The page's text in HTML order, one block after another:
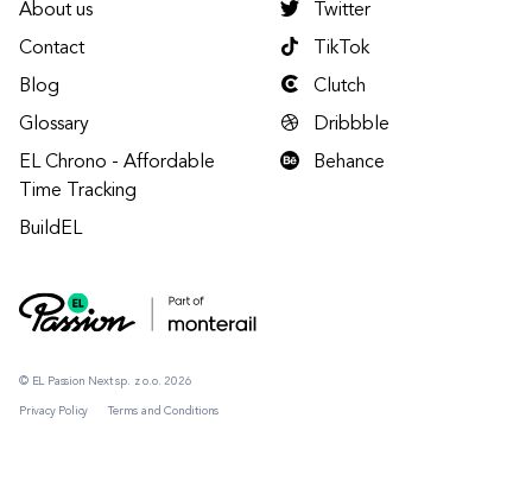
© EL Passion Next sp. z o.o. 2026
Privacy Policy Terms and Conditions
About us
Contact
Blog
Glossary
EL Chrono - Affordable
Time Tracking
BuildEL
Twitter
TikTok
Clutch
Dribbble
Behance